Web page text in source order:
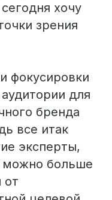
хочу
зрения
фокусировки
для
бренда
все итак
эксперты,
можно больше
от